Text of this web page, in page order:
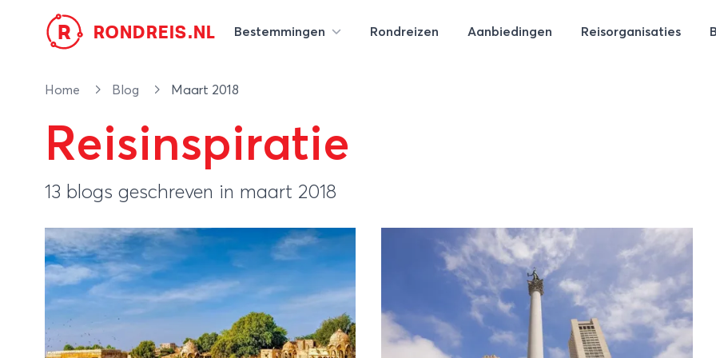
R RONDREIS.NL Bestemmingen Rondreizen Aanbiedingen Reisorganisaties
Home Blog Maart 2018
Reisinspiratie
13 blogs geschreven in maart 2018